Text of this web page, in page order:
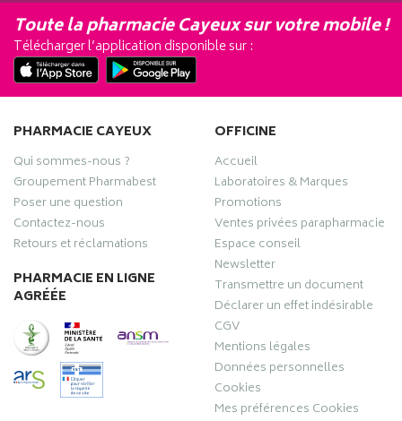
Toute la pharmacie Cayeux sur votre mobile !
Télécharger l’application disponible sur :
PHARMACIE CAYEUX
Qui sommes-nous ?
Groupement Pharmabest
Poser une question
Contactez-nous
Retours et réclamations
PHARMACIE EN LIGNE
AGRÉÉE
OFFICINE
Accueil
Laboratoires & Marques
Promotions
Ventes privées parapharmacie
Espace conseil
Newsletter
Transmettre un document
Déclarer un effet indésirable
CGV
Mentions légales
Données personnelles
Cookies
Mes préférences Cookies